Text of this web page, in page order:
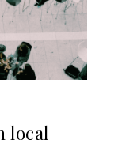
local